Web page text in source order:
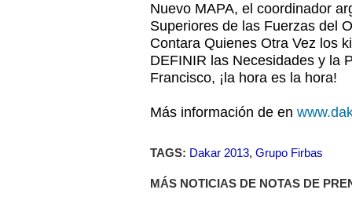
Nuevo MAPA, el coordinador
Superiores de las Fuerzas del
Contara Quienes Otra Vez los
DEFINIR las Necesidades y la
Francisco, ¡la hora es la hora!
Más información de en
TAGS: Dakar 2013, Grupo Firbas
MÁS NOTICIAS DE NOTAS DE